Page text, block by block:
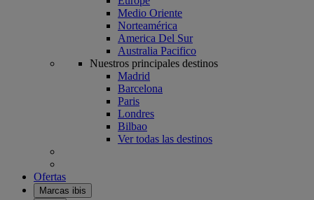
Medio Oriente
Norteamérica
America Del Sur
Australia Pacifico
Nuestros principales destinos
Madrid
Barcelona
Paris
Londres
Bilbao
Ver todas las destinos
Ofertas
Marcas ibis